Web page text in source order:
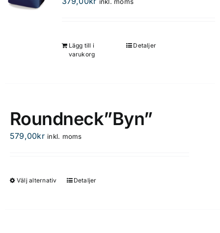
alternativen
på
produktsidan
Lägg till i
varukorg
Detaljer
Roundneck”Byn”
579,00kr inkl. moms
Välj alternativ
DenDetaljer